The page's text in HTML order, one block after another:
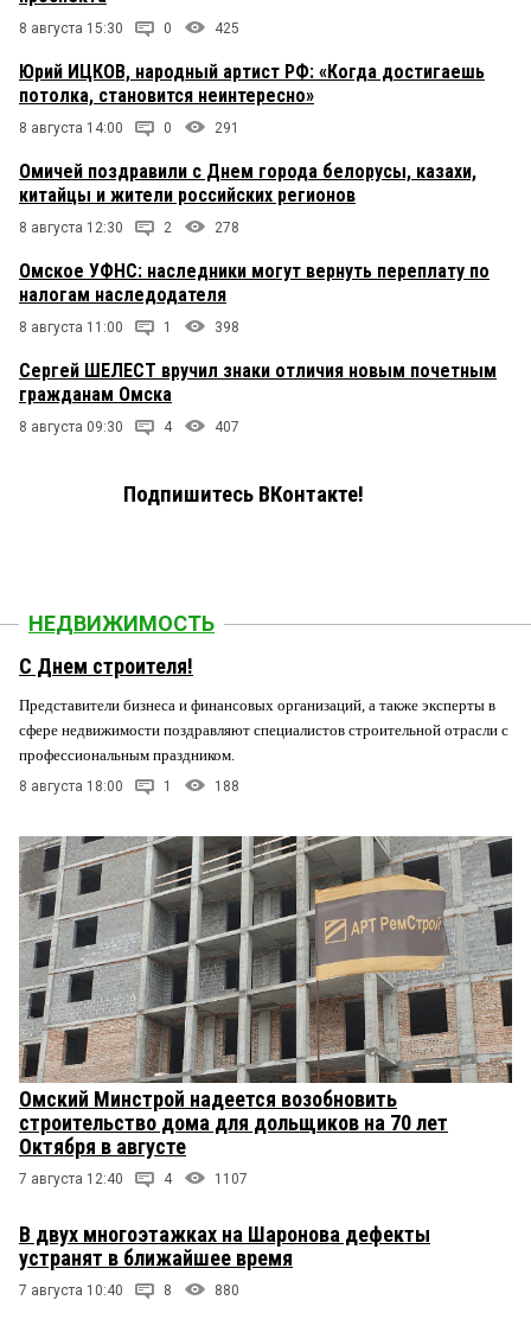
8 августа 15:30 0 425
Юрий ИЦКОВ, народный артист РФ: «Когда достигаешь
потолка, становится неинтересно»
8 августа 14:00 0 291
Омичей поздравили с Днем города белорусы, казахи,
китайцы и жители российских регионов
8 августа 12:30 2 278
Омское УФНС: наследники могут вернуть переплату по
налогам наследодателя
8 августа 11:00 1 398
Сергей ШЕЛЕСТ вручил знаки отличия новым почетным
гражданам Омска
8 августа 09:30 4 407
Подпишитесь ВКонтакте!
НЕДВИЖИМОСТЬ
С Днем строителя!
Представители бизнеса и финансовых организаций, а также эксперты в
сфере недвижимости поздравляют специалистов строительной отрасли с
профессиональным праздником.
8 августа 18:00 1 188
Омский Минстрой надеется возобновить
строительство дома для дольщиков на 70 лет
Октября в августе
7 августа 12:40 4 1107
В двух многоэтажках на Шаронова дефекты
устранят в ближайшее время
7 августа 10:40 8 880